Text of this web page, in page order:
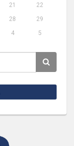
21
22
28
29
4 5